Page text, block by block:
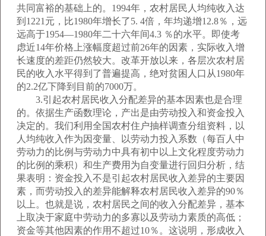
共同富裕的基础上的。1994年，农村居民人均纯收入达
到1221元，比1980年增长了5. 4倍，年均递增12.8％，远
远高于1954—1980年二十六年间4.3 ％的水平。即使考
虑近14年价格上涨幅度超过前26年的因素，实际收入增
长速度的差距仍然较大。改革开放以来，各层次农村居
民的收入水平得到了普遍提高，绝对贫困人口从1980年
的2.2亿下降到目前的7000万。
3.引起农村居民收入分配差异的基本因素也是合理
的。依据生产函数理论，产出是由劳动投入和资金投入
决定的。我们利用全国农村住户抽样调查分组资料，以
人均纯收入作为因变量、以劳动力投入系数（每百人中
劳动力的比例与劳动力中具有初中以上文化程度劳动力
的比例的乘积）和生产费用为自变量进行回归分析，结
果表明：资金投入不是引起农村居民收入差异的主要因
素，而劳动投入的差异能解释农村居民收入差异的90％
以上。也就是说，农村居民之间的收入分配差异，基本
上取决于家庭中劳动力的多寡以及劳动力素质的高低；
资金等其他因素的作用不超过10％。这说明，形成收入